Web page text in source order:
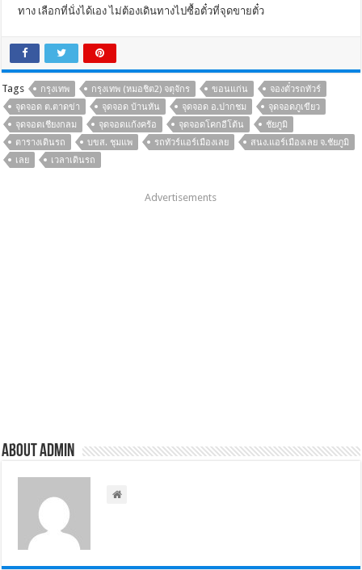
ทาง เลือกที่นั่งได้เอง ไม่ต้องเดินทางไปซื้อตั๋วที่จุดขายตั๋ว
Tags กรุงเทพ กรุงเทพ (หมอชิต2) จตุจักร ขอนแก่น
จองตั๋วรถทัวร์
จุดจอด ต.ตาดข่า
จุดจอด บ้านหัน จุดจอด อ.ปากชม
จุดจอดภูเขียว
จุดจอดเชียงกลม
จุดจอดแก้งคร้อ จุดจอดโคกอีโต้น
ชัยภูมิ
ตารางเดินรถ
บขส. ชุมแพ รถทัวร์แอร์เมืองเลย
สนง.แอร์เมืองเลย จ.ชัยภูมิ
เลย
เวลาเดินรถ
Advertisements
About admin